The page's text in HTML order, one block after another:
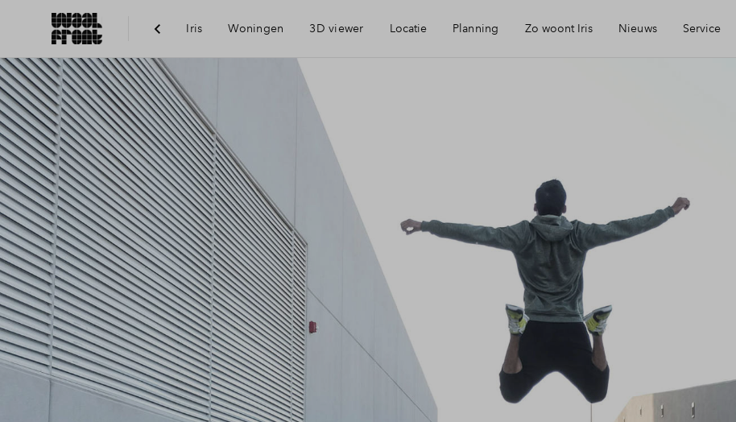
Iris Woningen 3D viewer Locatie
Visie
Duurzaamheid
Planning Zo woont Iris
Blog: Iris verhuist
Parkeren: zo werkt het in Iris
Nieuws Service
Financiering